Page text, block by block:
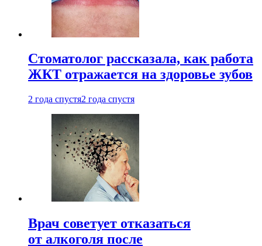
Стоматолог рассказала, как работа
ЖКТ отражается на здоровье зубов
2 года спустя2 года спустя
Врач советует отказаться
от алкоголя после